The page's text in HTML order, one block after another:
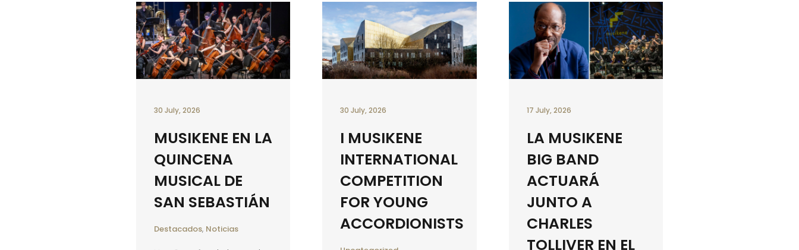
30 July, 2026
MUSIKENE EN LA
QUINCENA
MUSICAL DE
SAN SEBASTIÁN
Destacados, Noticias
30 July, 2026
I MUSIKENE
INTERNATIONAL
COMPETITION
FOR YOUNG
ACCORDIONISTS
17 July, 2026
LA MUSIKENE
BIG BAND
ACTUARÁ
JUNTO A
CHARLES
TOLLIVER EN EL